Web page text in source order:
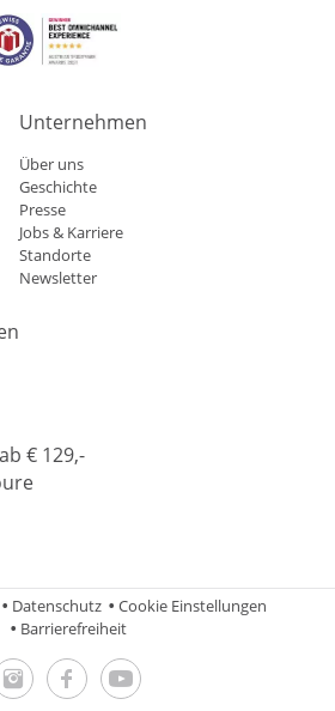
Unternehmen
Über uns
Geschichte
Presse
Jobs & Karriere
Standorte
Newsletter
€ 129,-
Datenschutz
Cookie Einstellungen
Barrierefreiheit